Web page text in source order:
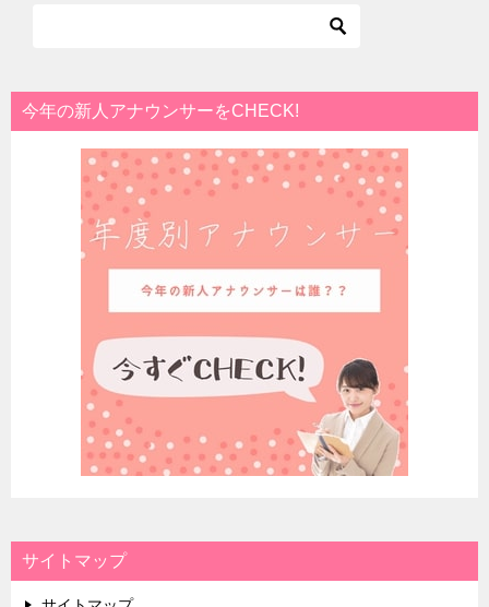
今年の新人アナウンサーをCHECK!
サイトマップ